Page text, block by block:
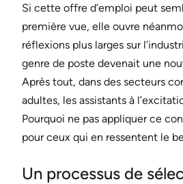
Si cette offre d’emploi peut
première vue, elle ouvre
réflexions plus larges sur
genre de poste devenait une
Après tout, dans des secteurs
adultes, les assistants à
Pourquoi ne pas appliquer ce
pour ceux qui en ressentent le
Un processus de